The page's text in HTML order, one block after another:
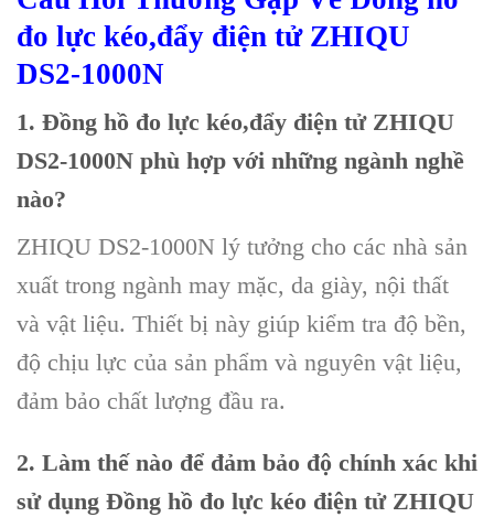
đo lực kéo,đẩy điện tử ZHIQU
DS2-1000N
1. Đồng hồ đo lực kéo,đẩy điện tử ZHIQU
DS2-1000N phù hợp với những ngành nghề
nào?
ZHIQU DS2-1000N lý tưởng cho các nhà sản
xuất trong ngành may mặc, da giày, nội thất
và vật liệu. Thiết bị này giúp kiểm tra độ bền,
độ chịu lực của sản phẩm và nguyên vật liệu,
đảm bảo chất lượng đầu ra.
2. Làm thế nào để đảm bảo độ chính xác khi
sử dụng Đồng hồ đo lực kéo điện tử ZHIQU